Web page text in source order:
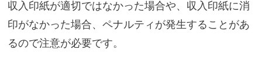
収入印紙が適切ではなかった場合や、収入印紙に消
印がなかった場合、ペナルティが発生することがあ
るので注意が必要です。